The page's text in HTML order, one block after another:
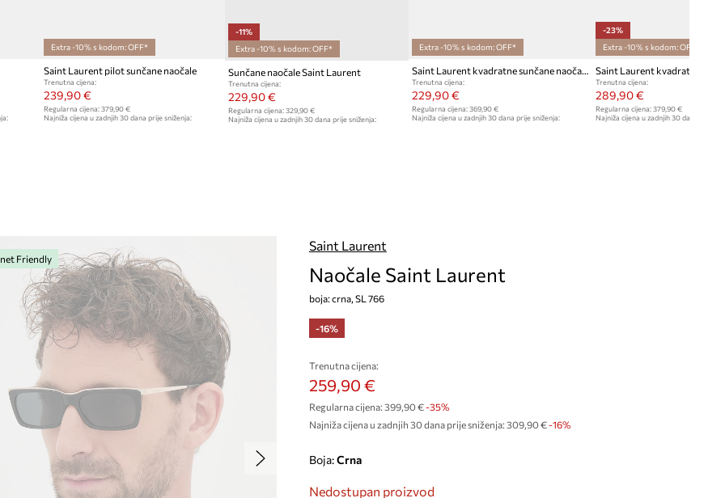
Extra -10% s kodom: OFF*
Saint Laurent pilot sunčane naočale
Trenutna cijena:
239,90 €
Regularna cijena: 379,90 €
Najniža cijena u zadnjih 30 dana prije sniženja:
-11%
Extra -10% s kodom: OFF*
Sunčane naočale Saint Laurent
Trenutna cijena:
229,90 €
Regularna cijena: 329,90 €
Najniža cijena u zadnjih 30 dana prije sniženja:
Extra -10% s kodom: OFF*
Saint Laurent kvadratne sunčane naočale
Trenutna cijena:
229,90 €
Regularna cijena:369,90 €
Najniža cijena u zadnjih 30 dana prije sniženja:
-23%
Extra -10% s kodom: OFF*
Trenutna cijena:
289,90 €
Regularna cijena: 379,90 €
Najniža cijena u zadnjih 30 dana prije
Friendly
Saint Laurent
Naočale Saint Laurent
boja: crna, SL 766
-16%
Trenutna cijena:
259,90 €
Regularna cijena: 399,90 €-35%
Najniža cijena u zadnjih 30 dana prije sniženja: 309,90 € -16%
Boja: crna
Nedostupan proizvod